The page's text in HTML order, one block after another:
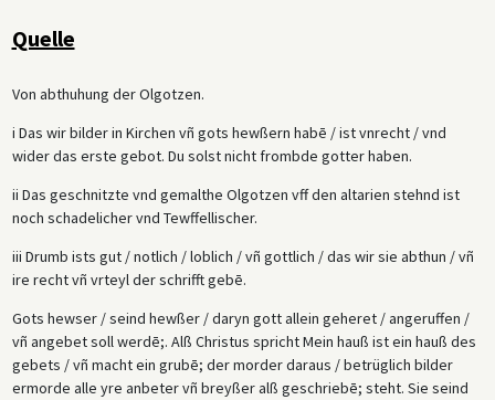
Quelle
Von abthuhung der Olgotzen.
i Das wir bilder in Kirchen vñ gots hewßern habē / ist vnrecht / vnd
wider das erste gebot. Du solst nicht frombde gotter haben.
ii Das geschnitzte vnd gemalthe Olgotzen vff den altarien stehnd ist
noch schadelicher vnd Tewffellischer.
iii Drumb ists gut / notlich / loblich / vñ gottlich / das wir sie abthun / vñ
ire recht vñ vrteyl der schrifft gebē.
Gots hewser / seind hewßer / daryn gott allein geheret / angeruffen /
vñ angebet soll werdē;. Alß Christus spricht Mein hauß ist ein hauß des
gebets / vñ macht ein grubē; der morder daraus / betrüglich bilder
ermorde alle yre anbeter vñ breyßer alß geschriebē; steht. Sie seind